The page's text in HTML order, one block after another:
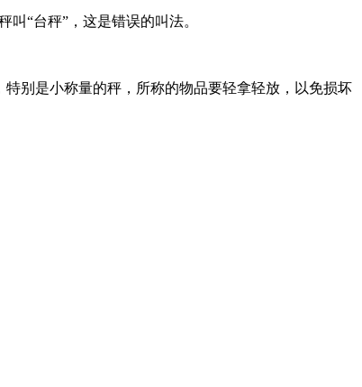
“台秤”，这是错误的叫法。
别是小称量的秤，所称的物品要轻拿轻放，以免损坏